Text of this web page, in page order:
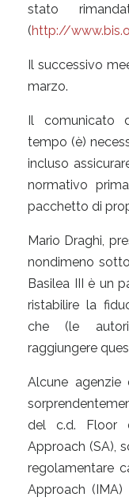
stato
(http://
Il successivo
marzo.
Il comunicato
tempo (è)
incluso
normativo
pacchetto di
Mario Draghi,
nondimeno
Basilea III è un
ristabilire la
che (le
raggiungere
Alcune
del c.d. Floor
Approach (SA),
regolamentare
Approach